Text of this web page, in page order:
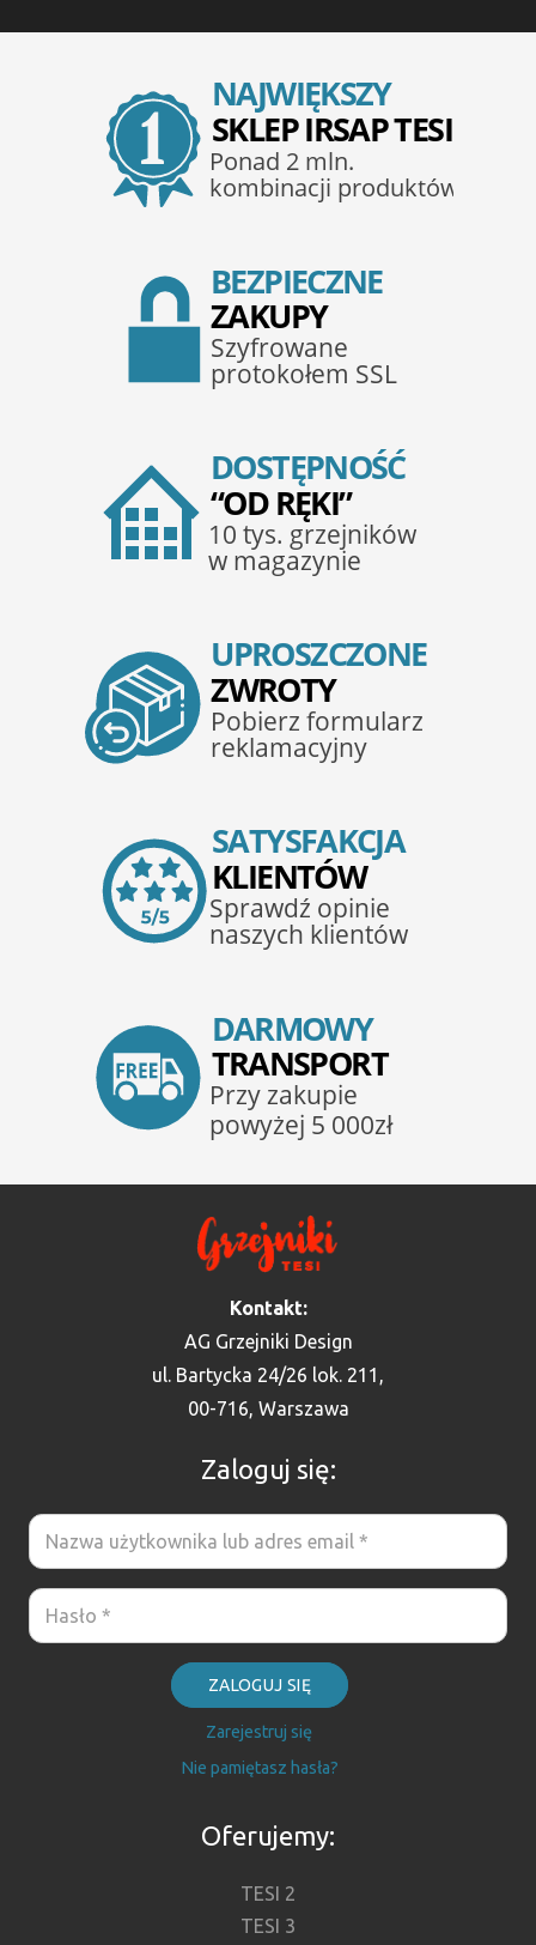
Kontakt:
AG Grzejniki Design
ul. Bartycka 24/26 lok. 211,
00-716, Warszawa
Zaloguj się:
ZALOGUJ SIĘ
Zarejestruj się
Nie pamiętasz hasła?
Oferujemy:
TESI 2
TESI 3